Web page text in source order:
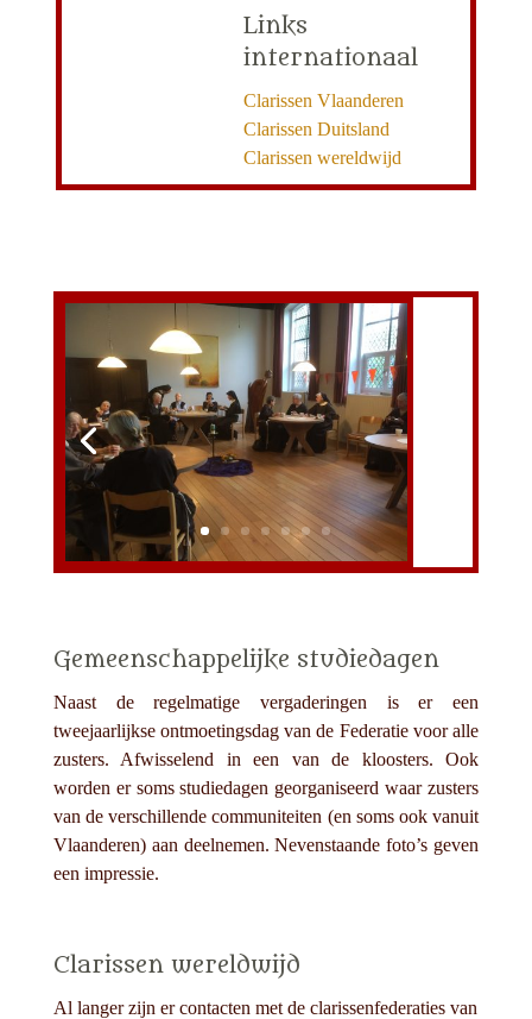
Links
internationaal
Clarissen Vlaanderen
Clarissen Duitsland
Clarissen wereldwijd
Gemeenschappelijke studiedagen
Naast de regelmatige vergaderingen is er een
tweejaarlijkse ontmoetingsdag van de Federatie voor alle
zusters. Afwisselend in een van de kloosters. Ook
worden er soms studiedagen georganiseerd waar zusters
van de verschillende communiteiten (en soms ook vanuit
Vlaanderen) aan deelnemen. Nevenstaande foto’s geven
een impressie.
Clarissen wereldwijd
Al langer zijn er contacten met de clarissenfederaties van